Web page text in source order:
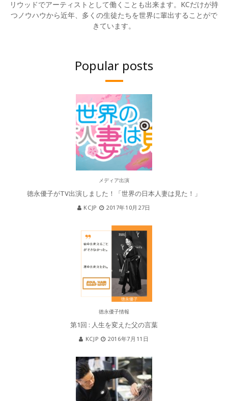
リウッドでアーティストとして働くことも出来ます。KCだけが持
つノウハウから近年、多くの生徒たちを世界に輩出することがで
きています。
Popular posts
メディア出演
徳永優子がTV出演しました！「世界の日本人妻は見た！」
KCJP 2017年10月27日
徳永優子情報
第1回 : 人生を変えた父の言葉
KCJP 2016年7月11日